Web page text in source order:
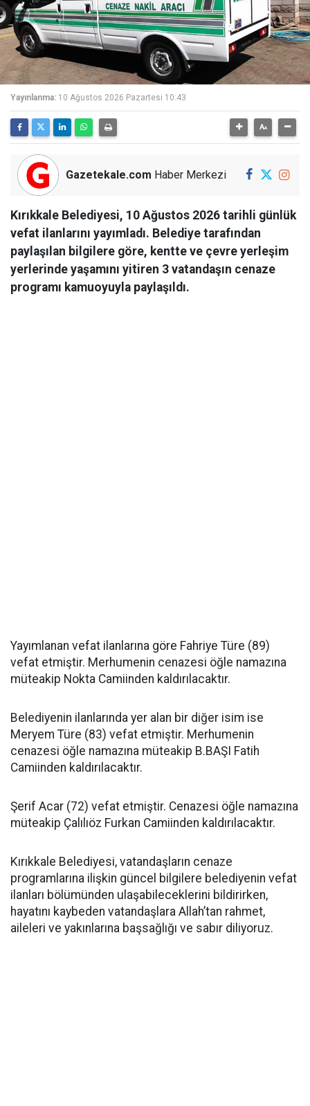
Yayınlanma: 10 Ağustos 2026 Pazartesi 10:43
Gazetekale.com Haber Merkezi
Kırıkkale Belediyesi, 10 Ağustos 2026 tarihli günlük
vefat ilanlarını yayımladı. Belediye tarafından
paylaşılan bilgilere göre, kentte ve çevre yerleşim
yerlerinde yaşamını yitiren 3 vatandaşın cenaze
programı kamuoyuyla paylaşıldı.
Yayımlanan vefat ilanlarına göre Fahriye Türe (89)
vefat etmiştir. Merhumenin cenazesi öğle namazına
müteakip Nokta Camiinden kaldırılacaktır.
Belediyenin ilanlarında yer alan bir diğer isim ise
Meryem Türe (83) vefat etmiştir. Merhumenin
cenazesi öğle namazına müteakip B.BAŞI Fatih
Camiinden kaldırılacaktır.
Şerif Acar (72) vefat etmiştir. Cenazesi öğle namazına
müteakip Çalılıöz Furkan Camiinden kaldırılacaktır.
Kırıkkale Belediyesi, vatandaşların cenaze
programlarına ilişkin güncel bilgilere belediyenin vefat
ilanları bölümünden ulaşabileceklerini bildirirken,
hayatını kaybeden vatandaşlara Allah’tan rahmet,
aileleri ve yakınlarına başsağlığı ve sabır diliyoruz.